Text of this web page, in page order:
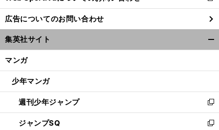
し
い
ウ
ィ
ン
ウ
開
く
広告についてのお問い合わせ
集英社サイト
マンガ
少年マンガ
週刊少年ジャンプ
新
し
い
ジャンプSQ
新